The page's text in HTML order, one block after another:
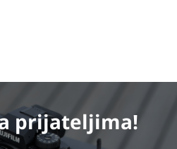
prijateljima!